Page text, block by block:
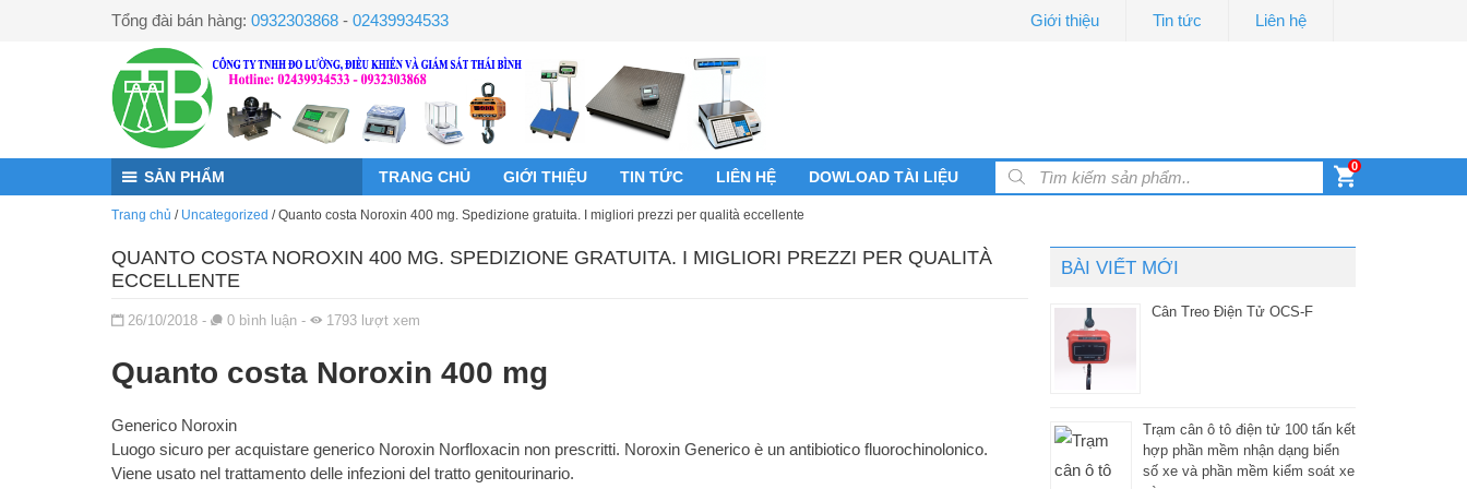
Đến nội dung chínhTổng đài bán hàng: 0932303868 - 02439934533 Giới thiệu Tin tức Liên hệ
SẢN PHẨM TRANG CHỦ GIỚI THIỆU TIN TỨC LIÊN HỆ DOWLOAD TÀI LIỆU Products search 0
Trang chủ / Uncategorized /Quanto costa Noroxin 400 mg. Spedizione gratuita. I migliori prezzi per qualità eccellente
QUANTO COSTA NOROXIN 400 MG. SPEDIZIONE GRATUITA. I MIGLIORI PREZZI PER QUALITÀ
ECCELLENTE
Đăng ngày
26/10/2018 - 0 bình luận - 1793 lượt xem
Quanto costa Noroxin 400 mg
Generico Noroxin
Luogo sicuro per acquistare generico Noroxin Norfloxacin non prescritti. Noroxin Generico è un antibiotico fluorochinolonico.
Viene usato nel trattamento delle infezioni del tratto genitourinario.
BÀI VIẾT MỚI
Cân Treo Điện Tử OCS-F
Trạm cân ô tô điện tử 100 tấn kết
hợp phần mềm nhận dạng biển
số xe và phần mềm kiểm soát xe